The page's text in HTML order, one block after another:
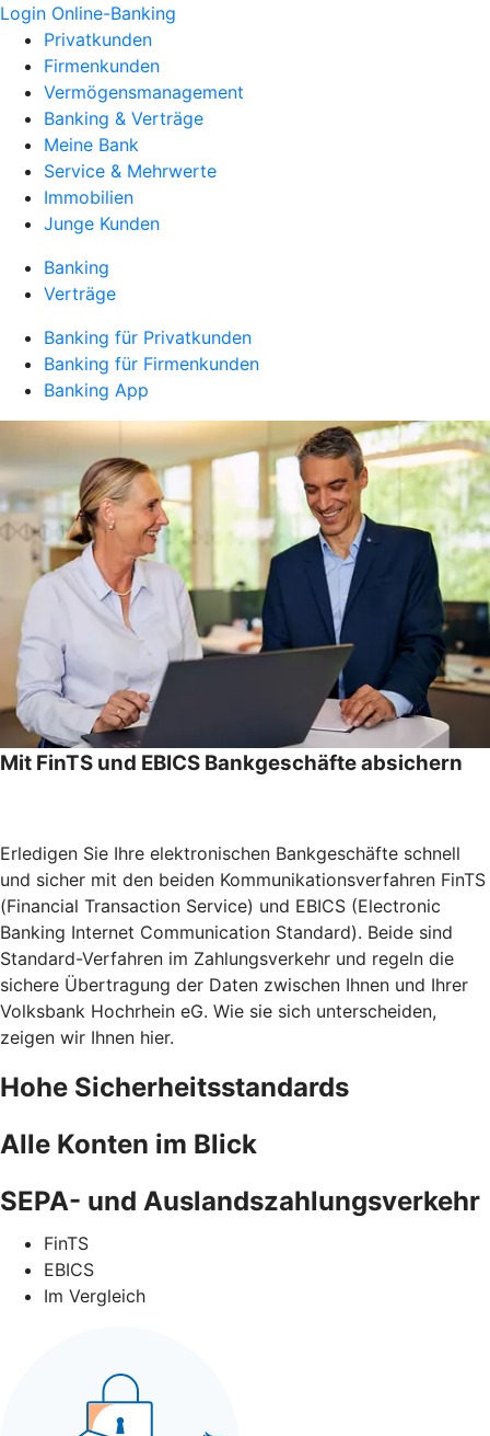
Login Online-Banking
Privatkunden
Firmenkunden
Vermögensmanagement
Banking & Verträge
Meine Bank
Service & Mehrwerte
Immobilien
Junge Kunden
Banking
Verträge
Banking für Privatkunden
Banking für Firmenkunden
Banking App
Mit FinTS und EBICS Bankgeschäfte absichern
Erledigen Sie Ihre elektronischen Bankgeschäfte schnell
und sicher mit den beiden Kommunikationsverfahren FinTS
(Financial Transaction Service) und EBICS (Electronic
Banking Internet Communication Standard). Beide sind
Standard-Verfahren im Zahlungsverkehr und regeln die
sichere Übertragung der Daten zwischen Ihnen und Ihrer
Volksbank Hochrhein eG. Wie sie sich unterscheiden,
zeigen wir Ihnen hier.
Hohe Sicherheitsstandards
Alle Konten im Blick
SEPA- und Auslandszahlungsverkehr
FinTS
EBICS
Im Vergleich